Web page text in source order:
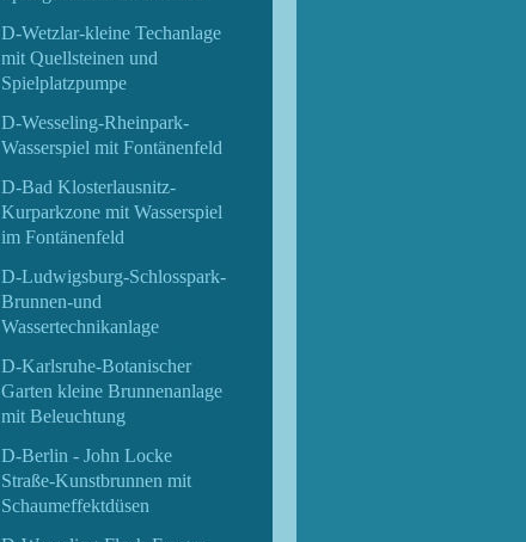
D-Wetzlar-kleine Techanlage
mit Quellsteinen und
Spielplatzpumpe
D-Wesseling-Rheinpark-
Wasserspiel mit Fontänenfeld
D-Bad Klosterlausnitz-
Kurparkzone mit Wasserspiel
im Fontänenfeld
D-Ludwigsburg-Schlosspark-
Brunnen-und
Wassertechnikanlage
D-Karlsruhe-Botanischer
Garten kleine Brunnenanlage
mit Beleuchtung
D-Berlin - John Locke
Straße-Kunstbrunnen mit
Schaumeffektdüsen